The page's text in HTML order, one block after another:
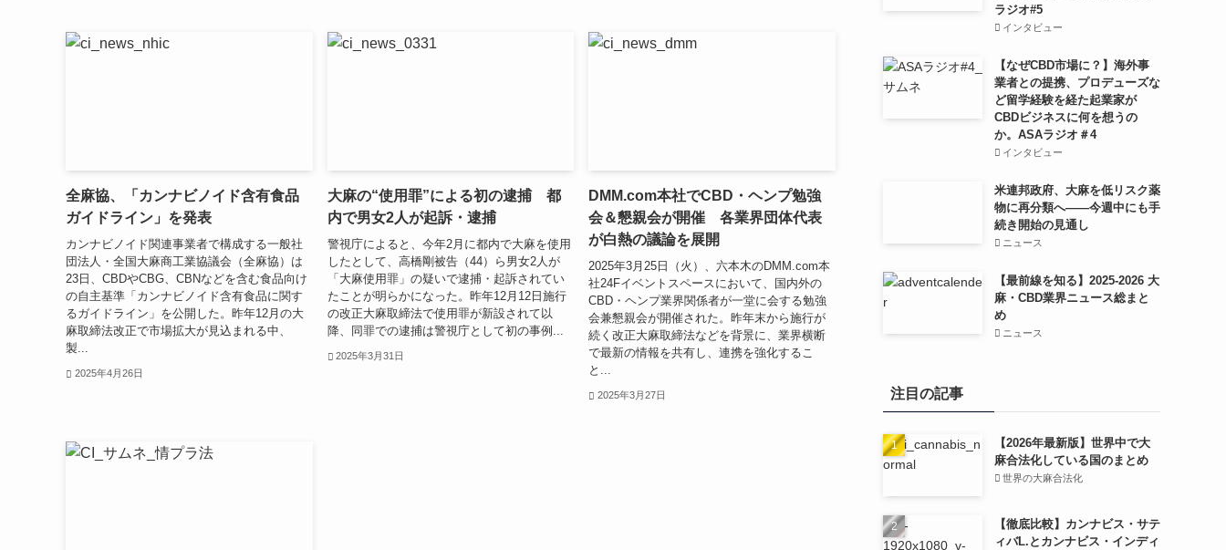
全麻協、「カンナビノイド含有食品
ガイドライン」を発表
カンナビノイド関連事業者で構成する一般社
団法人・全国大麻商工業協議会（全麻協）は
23日、CBDやCBG、CBNなどを含む食品向け
の自主基準「カンナビノイド含有食品に関す
るガイドライン」を公開した。昨年12月の大
麻取締法改正で市場拡大が見込まれる中、
製...
2025年4月26日
大麻の“使用罪”による初の逮捕 都
内で男女2人が起訴・逮捕
警視庁によると、今年2月に都内で大麻を使用
したとして、高橋剛被告（44）ら男女2人が
「大麻使用罪」の疑いで逮捕・起訴されてい
たことが明らかになった。昨年12月12日施行
の改正大麻取締法で使用罪が新設されて以
降、同罪での逮捕は警視庁として初の事例...
2025年3月31日
DMM.com本社でCBD・ヘンプ勉強
会＆懇親会が開催 各業界団体代表
が白熱の議論を展開
2025年3月25日（火）、六本木のDMM.com本
社24Fイベントスペースにおいて、国内外の
CBD・ヘンプ業界関係者が一堂に会する勉強
会兼懇親会が開催された。昨年末から施行が
続く改正大麻取締法などを背景に、業界横断
で最新の情報を共有し、連携を強化するこ
と...
2025年3月27日
ラジオ#5
インタビュー
【なぜCBD市場に？】海外事
業者との提携、プロデューズな
ど留学経験を経た起業家が
CBDビジネスに何を想うの
か。ASAラジオ＃4
インタビュー
米連邦政府、大麻を低リスク薬
物に再分類へ——今週中にも手
続き開始の見通し
ニュース
【最前線を知る】2025-2026 大
麻・CBD業界ニュース総まと
め
ニュース
注目の記事
【2026年最新版】世界中で大
麻合法化している国のまとめ
世界の大麻合法化
【徹底比較】カンナビス・サテ
ィバL.とカンナビス・インディ